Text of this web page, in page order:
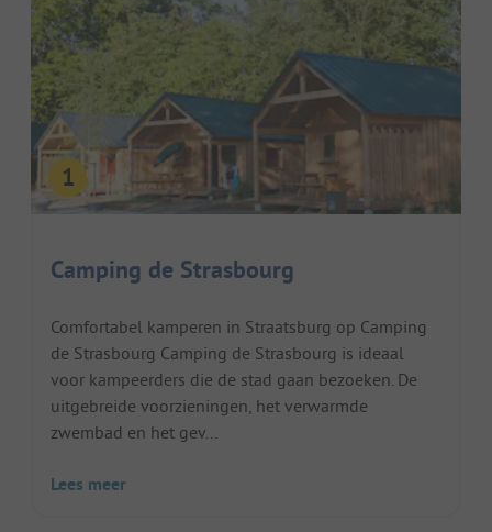
Camping de Strasbourg
Comfortabel kamperen in Straatsburg op Camping
de Strasbourg Camping de Strasbourg is ideaal
voor kampeerders die de stad gaan bezoeken. De
uitgebreide voorzieningen, het verwarmde
zwembad en het gev...
Lees meer